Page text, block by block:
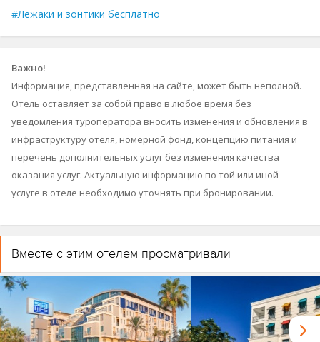
#Лежаки и зонтики бесплатно
Важно!
Информация, представленная на сайте, может быть неполной.
Отель оставляет за собой право в любое время без
уведомления туроператора вносить изменения и обновления в
инфраструктуру отеля, номерной фонд, концепцию питания и
перечень дополнительных услуг без изменения качества
оказания услуг. Актуальную информацию по той или иной
услуге в отеле необходимо уточнять при бронировании.
Вместе с этим отелем просматривали